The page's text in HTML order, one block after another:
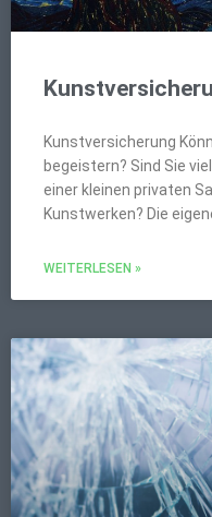
Kunstversicherung
begeistern? Sind Sie
einer kleinen privaten
Kunstwerken? Die
WEITERLESEN »